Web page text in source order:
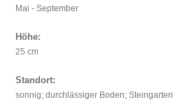
Mai - September
Höhe:
25 cm
Standort:
sonnig; durchlässiger Boden; Steingarten